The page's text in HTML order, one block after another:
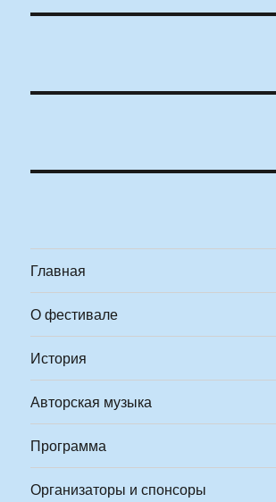
Главная
О фестивале
История
Авторская музыка
Программа
Организаторы и спонсоры